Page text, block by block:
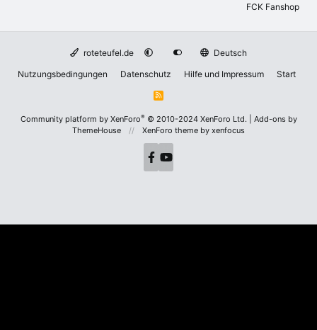
FCK Fanshop
roteteufel.de
Deutsch
Nutzungsbedingungen
Datenschutz Hilfe und Impressum Start
R
Community platform by XenForo® © 2010-2024 XenForo Ltd.
Add-ons by
ThemeHouse
XenForo theme by xenfocus